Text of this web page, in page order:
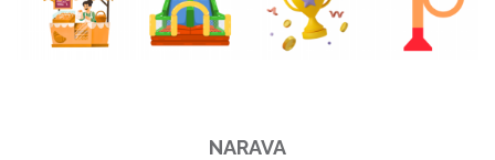
NARAVA